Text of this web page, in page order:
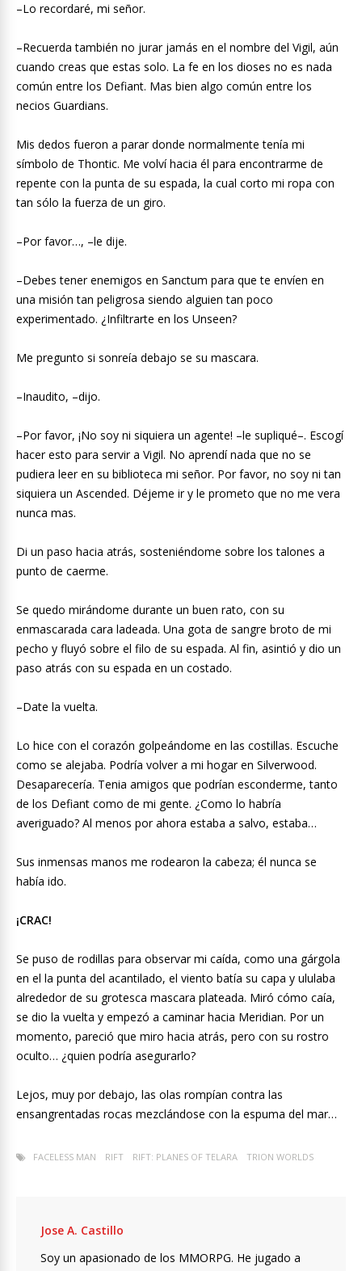
–Lo recordaré, mi señor.
–Recuerda también no jurar jamás en el nombre del Vigil, aún
cuando creas que estas solo. La fe en los dioses no es nada
común entre los Defiant. Mas bien algo común entre los
necios Guardians.
Mis dedos fueron a parar donde normalmente tenía mi
símbolo de Thontic. Me volví hacia él para encontrarme de
repente con la punta de su espada, la cual corto mi ropa con
tan sólo la fuerza de un giro.
–Por favor…, –le dije.
–Debes tener enemigos en Sanctum para que te envíen en
una misión tan peligrosa siendo alguien tan poco
experimentado. ¿Infiltrarte en los Unseen?
Me pregunto si sonreía debajo se su mascara.
–Inaudito, –dijo.
–Por favor, ¡No soy ni siquiera un agente! –le supliqué–. Escogí
hacer esto para servir a Vigil. No aprendí nada que no se
pudiera leer en su biblioteca mi señor. Por favor, no soy ni tan
siquiera un Ascended. Déjeme ir y le prometo que no me vera
nunca mas.
Di un paso hacia atrás, sosteniéndome sobre los talones a
punto de caerme.
Se quedo mirándome durante un buen rato, con su
enmascarada cara ladeada. Una gota de sangre broto de mi
pecho y fluyó sobre el filo de su espada. Al fin, asintió y dio un
paso atrás con su espada en un costado.
–Date la vuelta.
Lo hice con el corazón golpeándome en las costillas. Escuche
como se alejaba. Podría volver a mi hogar en Silverwood.
Desaparecería. Tenia amigos que podrían esconderme, tanto
de los Defiant como de mi gente. ¿Como lo habría
averiguado? Al menos por ahora estaba a salvo, estaba…
Sus inmensas manos me rodearon la cabeza; él nunca se
había ido.
¡CRAC!
Se puso de rodillas para observar mi caída, como una gárgola
en el la punta del acantilado, el viento batía su capa y ululaba
alrededor de su grotesca mascara plateada. Miró cómo caía,
se dio la vuelta y empezó a caminar hacia Meridian. Por un
momento, pareció que miro hacia atrás, pero con su rostro
oculto… ¿quien podría asegurarlo?
Lejos, muy por debajo, las olas rompían contra las
ensangrentadas rocas mezclándose con la espuma del mar…
FACELESS MAN RIFT RIFT: PLANES OF TELARA TRION WORLDS
Jose A. Castillo
Soy un apasionado de los MMORPG. He jugado a